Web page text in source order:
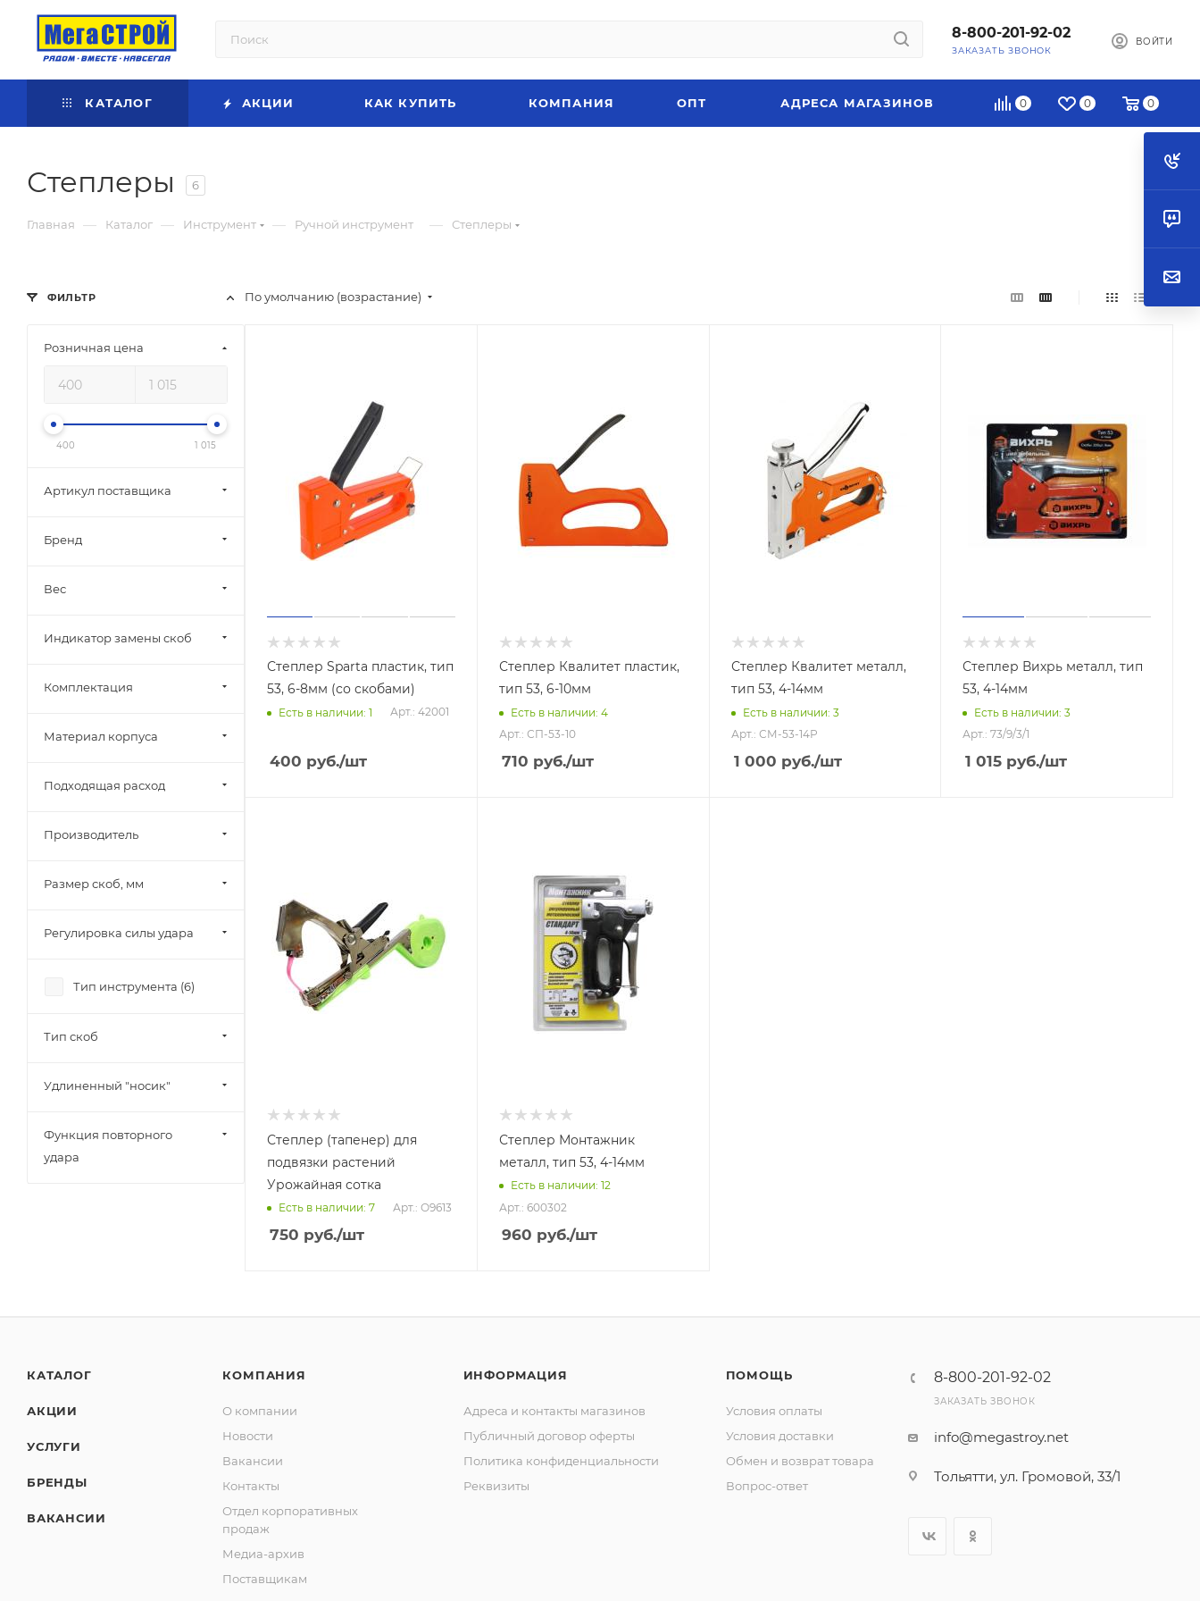
8-800-201-92-02
ЗАКАЗАТЬ ЗВОНОК
ВОЙТИ
0 0 0
КАТАЛОГ АКЦИИ КАК КУПИТЬ КОМПАНИЯ ОПТ АДРЕСА МАГАЗИНОВ
Степлеры 6
Главная — Каталог — Инструмент — Ручной инструмент — Степлеры
По умолчанию (возрастание)
Степлер Sparta пластик, тип
53, 6-8мм (со скобами)
Есть в наличии: 1 Арт.: 42001
400 руб./шт
Степлер Квалитет пластик,
тип 53, 6-10мм
Есть в наличии: 4
Арт.: СП-53-10
710 руб./шт
Степлер Квалитет металл,
тип 53, 4-14мм
Есть в наличии: 3
Арт.: СМ-53-14Р
1 000 руб./шт
Степлер Вихрь металл, тип
53, 4-14мм
Есть в наличии: 3
Арт.: 73/9/3/1
1 015 руб./шт
Степлер (тапенер) для
подвязки растений
Урожайная сотка
Есть в наличии: 7 Арт.: О9613
750 руб./шт
Степлер Монтажник
металл, тип 53, 4-14мм
Есть в наличии: 12
Арт.: 600302
960 руб./шт
ФИЛЬТР
Розничная цена
400 1 015
Артикул поставщика
Бренд
Вес
Индикатор замены скоб
Комплектация
Материал корпуса
Подходящая расход
Производитель
Размер скоб, мм
Регулировка силы удара
Тип инструмента (6)
Тип скоб
Удлиненный "носик"
Функция повторного
удара
КАТАЛОГ
АКЦИИ
УСЛУГИ
БРЕНДЫ
ВАКАНСИИ
КОМПАНИЯ
О компании
Новости
Вакансии
Контакты
Отдел корпоративных
продаж
Медиа-архив
Поставщикам
ИНФОРМАЦИЯ
Адреса и контакты магазинов
Публичный договор оферты
Политика конфиденциальности
Реквизиты
ПОМОЩЬ
Условия оплаты
Условия доставки
Обмен и возврат товара
Вопрос-ответ
8-800-201-92-02
ЗАКАЗАТЬ ЗВОНОК
info@megastroy.net
Тольятти, ул. Громовой, 33/1